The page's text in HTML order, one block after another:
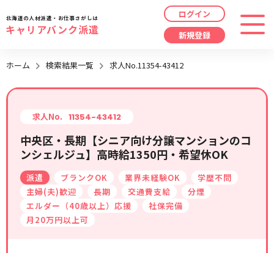
職種 指定なし
給与 時給/日給/月給から選択
こだわり 指定なし
最近見た求人
最近利用した検索条件
検索履歴はありません。
北海道の人材派遣・お仕事さがしは
キャリアバンク派遣
ログイン
新規登録
ホーム 検索結果一覧 求人No.11354-43412
求人No. 11354-43412
中央区・長期【シニア向け分譲マンションのコ
ンシェルジュ】高時給1350円・希望休OK
派遣 ブランクOK 業界未経験OK
学歴不問
主婦(夫)歓迎
長期 交通費支給
分煙
エルダー（40歳以上）応援
社保完備
月20万円以上可